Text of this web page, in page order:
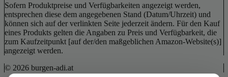
Sofern Produktpreise und Verfügbarkeiten angezeigt werden,
entsprechen diese dem angegebenen Stand (Datum/Uhrzeit) und
können sich auf der verlinkten Seite jederzeit ändern. Für den Kauf
eines Produkts gelten die Angaben zu Preis und Verfügbarkeit, die
zum Kaufzeitpunkt [auf der/den maßgeblichen Amazon-Website(s)]
angezeigt werden.
© 2026 burgen-adi.at